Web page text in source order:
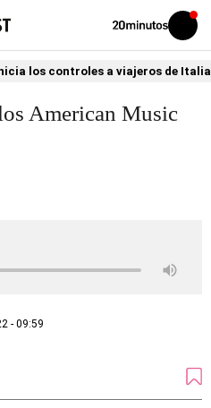
Volver
Iniciar
sesión
los controles a viajeros de
American Music
- 09:59